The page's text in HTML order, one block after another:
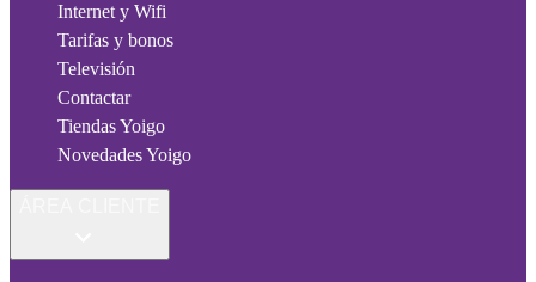
Internet y Wifi
Tarifas y bonos
Televisión
Contactar
Tiendas Yoigo
Novedades Yoigo